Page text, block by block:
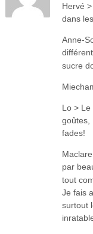
Hervé
dans
Anne-
sucre
Lo >
goûtes,
fades!
par
tout
Je fais
surtout